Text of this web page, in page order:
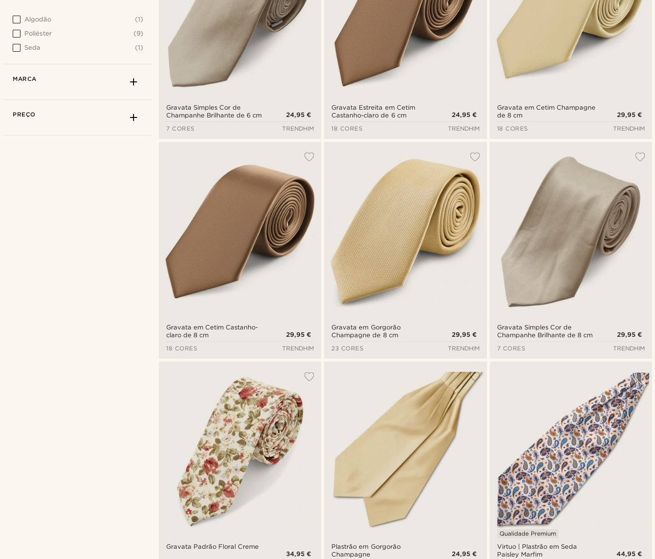
Gravata Simples Cor de
Champanhe Brilhante de 6 cm
24,95 €
7 CORES
TRENDHIM
Gravata Estreita em Cetim
Castanho-claro de 6 cm
24,95 €
18 CORES
TRENDHIM
Gravata em Cetim Champagne
de 8 cm
29,95 €
18 CORES
TRENDHIM
Gravata em Cetim Castanho-
claro de 8 cm
29,95 €
18 CORES
TRENDHIM
Gravata em Gorgorão
Champagne de 8 cm
29,95 €
23 CORES
TRENDHIM
Gravata Simples Cor de
Champanhe Brilhante de 8 cm
29,95 €
7 CORES
TRENDHIM
Gravata Padrão Floral Creme
34,95 €
Plastrão em Gorgorão
Champagne
24,95 €
Virtuo | Plastrão em Seda
Paisley Marfim
Qualidade Premium
44,95 €
Algodão
(1)
Poliéster
(9)
Seda
(1)
MARCA
PREÇO